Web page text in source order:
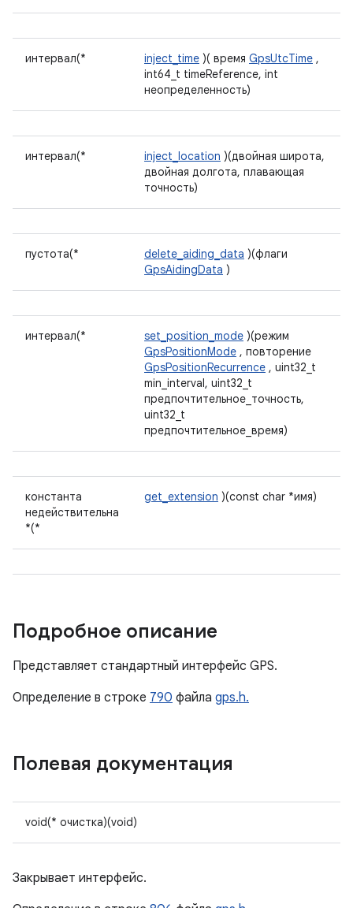
интервал(* inject_time )( время GpsUtcTime ,
int64_t timeReference, int
неопределенность)
интервал(* inject_location )(двойная широта,
двойная долгота, плавающая
точность)
пустота(* delete_aiding_data )(флаги
GpsAidingData )
интервал(* set_position_mode )(режим
GpsPositionMode , повторение
GpsPositionRecurrence , uint32_t
min_interval, uint32_t
предпочтительное_точность,
uint32_t
предпочтительное_время)
константа
недействительна
*(*
get_extension )(const char *имя)
Подробное описание
Представляет стандартный интерфейс GPS.
Определение в строке 790 файла gps.h.
Полевая документация
void(* очистка)(void)
Закрывает интерфейс.